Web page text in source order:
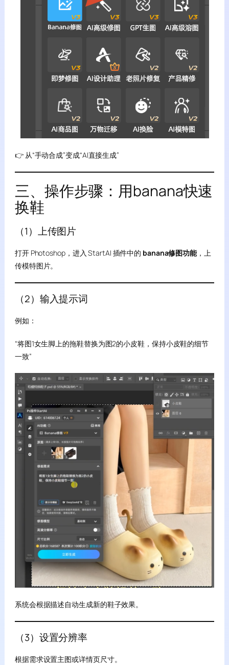
👉 从“手动合成”变成“AI直接生成”
三、操作步骤：用banana快速
换鞋
（1）上传图片
打开 Photoshop，进入 StartAI 插件中的 banana修图功能，上
传模特图片。
（2）输入提示词
例如：
“将图1女生脚上的拖鞋替换为图2的小皮鞋，保持小皮鞋的细节
一致”
系统会根据描述自动生成新的鞋子效果。
（3）设置分辨率
根据需求设置主图或详情页尺寸。